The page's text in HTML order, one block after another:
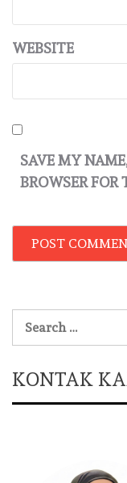
WEBSITE
SAVE MY
BROWSER
for:
KONTAK